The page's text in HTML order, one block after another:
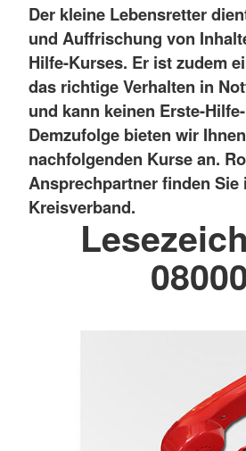
Der kleine Lebensretter
und Auffrischung von
Hilfe-Kurses. Er ist zudem
das richtige Verhalten in
und kann keinen Erste-
Demzufolge bieten wir
nachfolgenden Kurse an.
Ansprechpartner finden Sie
Kreisverband.